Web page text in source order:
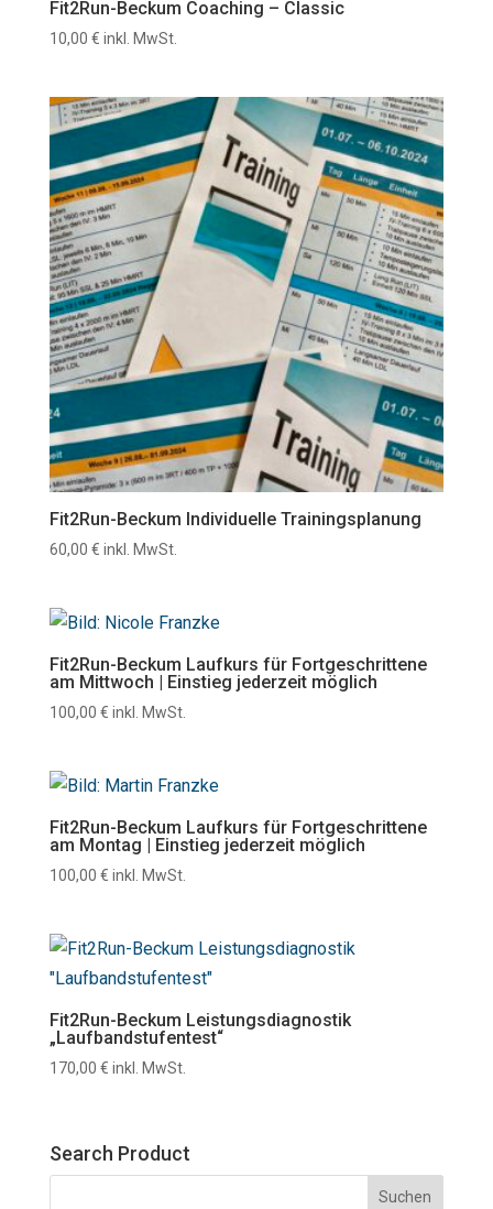
Fit2Run-Beckum Coaching – Classic
10,00 € inkl. MwSt.
Fit2Run-Beckum Individuelle Trainingsplanung
60,00 € inkl. MwSt.
Fit2Run-Beckum Laufkurs für Fortgeschrittene
am Mittwoch | Einstieg jederzeit möglich
100,00 € inkl. MwSt.
Fit2Run-Beckum Laufkurs für Fortgeschrittene
am Montag | Einstieg jederzeit möglich
100,00 € inkl. MwSt.
Fit2Run-Beckum Leistungsdiagnostik
„Laufbandstufentest“
170,00 € inkl. MwSt.
Search Product